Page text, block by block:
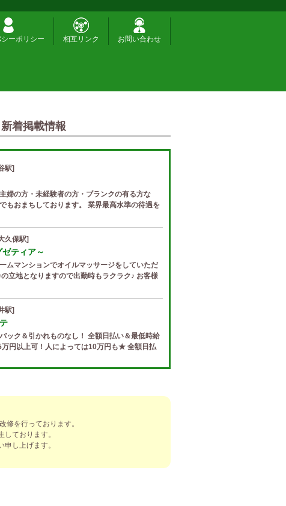
ーポリシー 相互リンク お問い合わせ
新着掲載情報
駅]
婦の方・未経験者の方・ブランクの有る方な
もおまちしております。 業界最高水準の待遇を
久保駅]
ティア～
ムマンションでオイルマッサージをしていただ
立地となりますので出勤時もラクラク♪ お客様
駅]
ック＆引かれものなし！ 全額日払い＆最低時給
万円以上可！人によっては10万円も★ 全額日払
ートする待遇をそろえております！ 雑費等、経
井駅]
修を行っております。
ております。
し上げます。